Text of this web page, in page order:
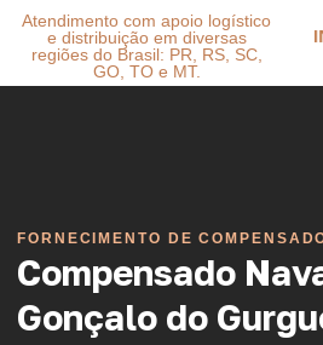
Atendimento com apoio logístico
e distribuição em diversas
regiões do Brasil: PR, RS, SC,
GO, TO e MT.
FORNECIMENTO DE
Compensado
Gonçalo do